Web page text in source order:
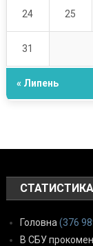
24 25
31
« Липень
Головна (376
В СБУ